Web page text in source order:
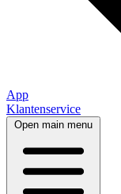
App
Klantenservice
Open main menu